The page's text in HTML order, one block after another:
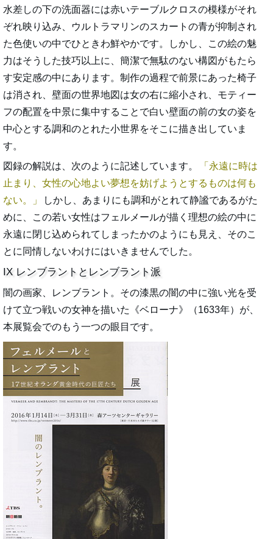
水差しの下の洗面器には赤いテーブルクロスの模様がそれ
ぞれ映り込み、ウルトラマリンのスカートの青が抑制され
た色使いの中でひときわ鮮やかです。しかし、この絵の魅
力はそうした技巧以上に、簡潔で無駄のない構図がもたら
す安定感の中にあります。制作の過程で前景にあった椅子
は消され、壁面の世界地図は女の右に縮小され、モティー
フの配置を中景に集中することで白い壁面の前の女の姿を
中心とする調和のとれた小世界をそこに描き出していま
す。
図録の解説は、次のように記述しています。
永遠に時は
止まり、女性の心地よい夢想を妨げようとするものは何も
ない。
しかし、あまりにも調和がとれて静謐であるがた
めに、この若い女性はフェルメールが描く理想の絵の中に
永遠に閉じ込められてしまったかのようにも見え、そのこ
とに同情しないわけにはいきませんでした。
IX レンブラントとレンブラント派
闇の画家、レンブラント。その漆黒の闇の中に強い光を受
けて立つ戦いの女神を描いた《ベローナ》（1633年）が、
本展覧会でのもう一つの眼目です。